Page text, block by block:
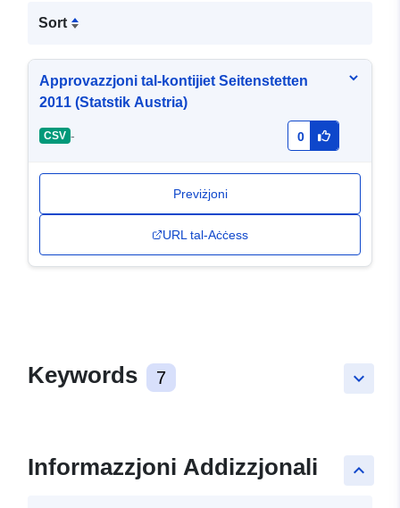
Sort
Approvazzjoni tal-kontijiet Seitenstetten
2011 (Statstik Austria)
CSV - 0
Previżjoni
URL tal-Aċċess
keyboard_arrow_down
Keywords 7
keyboard_arrow_up
Informazzjoni Addizzjonali